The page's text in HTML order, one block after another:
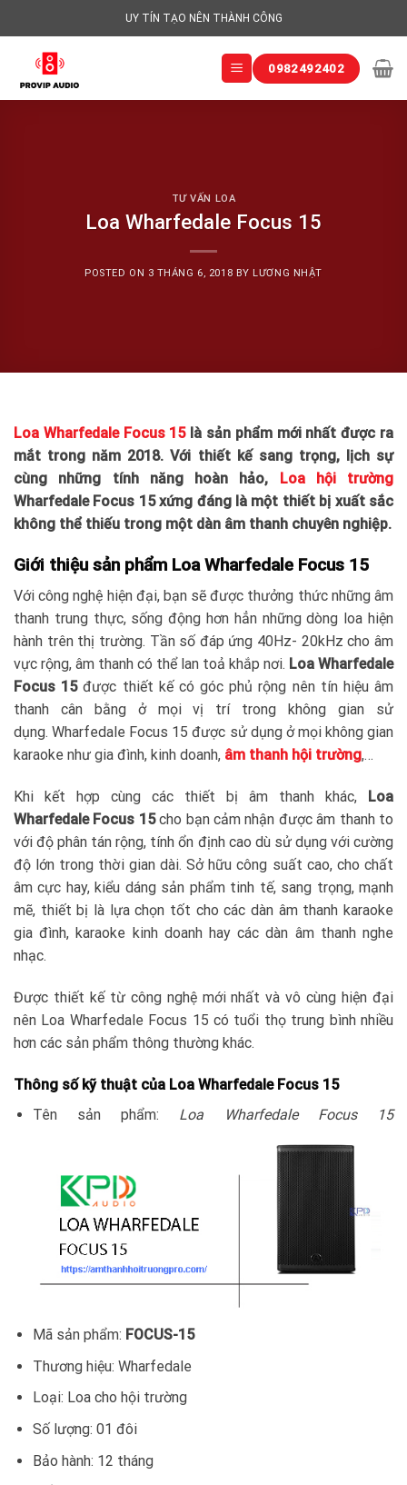
to
content
UY TÍN TẠO NÊN THÀNH CÔNG
0982492402
TƯ VẤN LOA
Loa Wharfedale Focus 15
POSTED ON 3 THÁNG 6, 2018 BY LƯƠNG NHẬT
Loa Wharfedale Focus 15là sản phẩm mới nhất được ra
mắt trong năm 2018. Với thiết kế sang trọng, lịch sự
cùng những tính năng hoàn hảo, Loa hội trường
Wharfedale Focus 15 xứng đáng là một thiết bị xuất sắc
không thể thiếu trong một dàn âm thanh chuyên nghiệp.
Giới thiệu sản phẩm Loa Wharfedale Focus 15
Với công nghệ hiện đại, bạn sẽ được thưởng thức những âm
thanh trung thực, sống động hơn hẳn những dòng loa hiện
hành trên thị trường. Tần số đáp ứng 40Hz- 20kHz cho âm
vực rộng, âm thanh có thể lan toả khắp nơi. Loa Wharfedale
Focus 15được thiết kế có góc phủ rộng nên tín hiệu âm
thanh cân bằng ở mọi vị trí trong không gian sử
dụng. Wharfedale Focus 15 được sử dụng ở mọi không gian
karaoke như gia đình, kinh doanh, âm thanh hội trường,…
Khi kết hợp cùng các thiết bị âm thanh khác,
Loa
Wharfedale Focus 15cho bạn cảm nhận được âm thanh to
với độ phân tán rộng, tính ổn định cao dù sử dụng với cường
độ lớn trong thời gian dài. Sở hữu công suất cao, cho chất
âm cực hay, kiểu dáng sản phẩm tinh tế, sang trọng, mạnh
mẽ, thiết bị là lựa chọn tốt cho các dàn âm thanh karaoke
gia đình, karaoke kinh doanh hay các dàn âm thanh nghe
nhạc.
Được thiết kế từ công nghệ mới nhất và vô cùng hiện đại
nên Loa Wharfedale Focus 15 có tuổi thọ trung bình nhiều
hơn các sản phẩm thông thường khác.
Thông số kỹ thuật của Loa Wharfedale Focus 15
Tên sản phẩm: Loa Wharfedale Focus 15
Mã sản phẩm: FOCUS-15
Thương hiệu: Wharfedale
Loại: Loa cho hội trường
Số lượng: 01 đôi
Bảo hành: 12 tháng